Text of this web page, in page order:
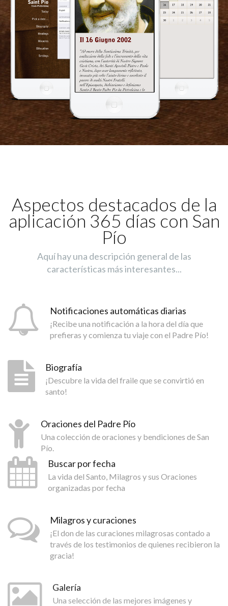
Aspectos destacados de la
aplicación 365 días con San
Pío
Aquí hay una descripción general de las
características más interesantes...
Notificaciones automáticas diarias
¡Recibe una notificación a la hora del día que
prefieras y comienza tu viaje con el Padre Pío!
Biografía
¡Descubre la vida del fraile que se convirtió en
santo!
Oraciones del Padre Pío
Una colección de oraciones y bendiciones de San
Pío.
Buscar por fecha
La vida del Santo, Milagros y sus Oraciones
organizadas por fecha
Milagros y curaciones
¡El don de las curaciones milagrosas contado a
través de los testimonios de quienes recibieron la
gracia!
Galería
Una selección de las mejores imágenes y